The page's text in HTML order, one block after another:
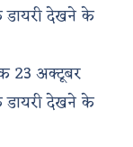
डायरी देखने के
23 अक्टूबर
डायरी देखने के